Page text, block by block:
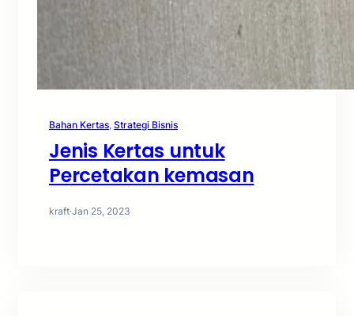
Bahan Kertas, Strategi Bisnis
Jenis Kertas untuk
Percetakan kemasan
kraft·Jan 25, 2023